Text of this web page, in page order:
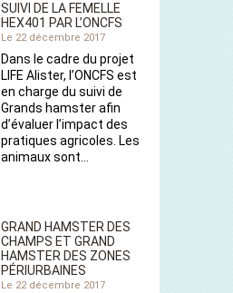
SUIVI DE LA FEMELLE
HEX401 PAR L’ONCFS
Le 22 décembre 2017
Dans le cadre du projet
LIFE Alister, l’ONCFS est
en charge du suivi de
Grands hamster afin
d’évaluer l’impact des
pratiques agricoles. Les
animaux sont…
GRAND HAMSTER DES
CHAMPS ET GRAND
HAMSTER DES ZONES
PÉRIURBAINES
Le 22 décembre 2017